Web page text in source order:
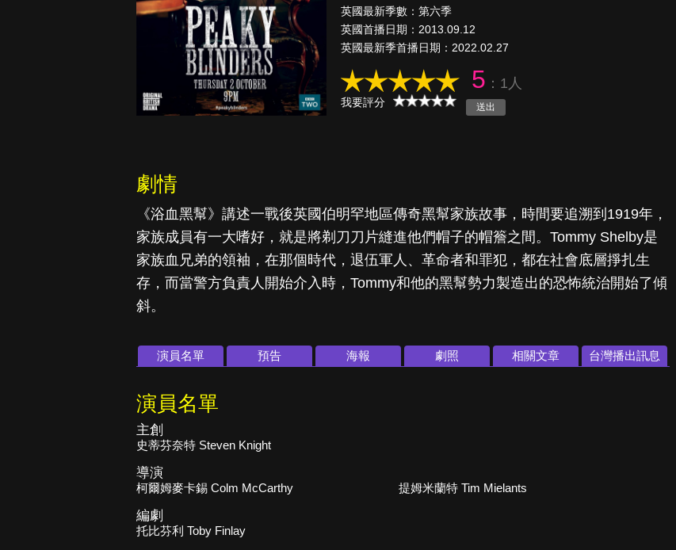
英國最新季數：第六季
英國首播日期：2013.09.12
英國最新季首播日期：2022.02.27
5 ：1人
我要評分
劇情
《浴血黑幫》講述一戰後英國伯明罕地區傳奇黑幫家族故事，時間要追溯到1919年，
家族成員有一大嗜好，就是將剃刀刀片縫進他們帽子的帽簷之間。Tommy Shelby是
家族血兄弟的領袖，在那個時代，退伍軍人、革命者和罪犯，都在社會底層掙扎生
存，而當警方負責人開始介入時，Tommy和他的黑幫勢力製造出的恐怖統治開始了傾
斜。
演員名單 預告 海報 劇照 相關文章 台灣播出訊息
演員名單
主創
史蒂芬奈特 Steven Knight
導演
柯爾姆麥卡錫 Colm McCarthy 提姆米蘭特 Tim Mielants
編劇
托比芬利 Toby Finlay
古柯鹼教母葛
蕾斯達
致命旅途